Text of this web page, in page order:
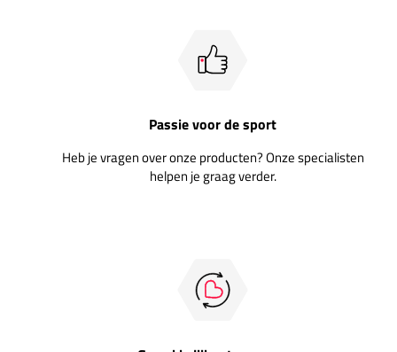
Passie voor de sport
Heb je vragen over onze producten? Onze specialisten
helpen je graag verder.